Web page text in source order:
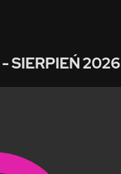
- SIERPIEŃ 2026